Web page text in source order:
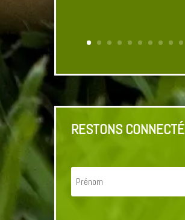
RESTONS CONNECTÉ